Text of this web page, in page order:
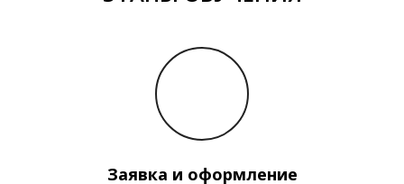
Заявка и оформление